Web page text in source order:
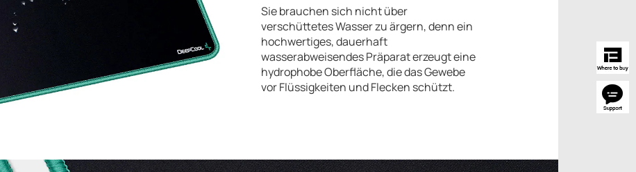
Sie brauchen sich nicht über
verschüttetes Wasser zu ärgern, denn ein
hochwertiges, dauerhaft
wasserabweisendes Präparat erzeugt eine
hydrophobe Oberfläche, die das Gewebe
vor Flüssigkeiten und Flecken schützt.